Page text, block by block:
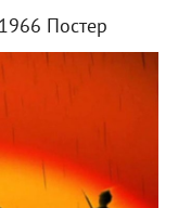
Постер